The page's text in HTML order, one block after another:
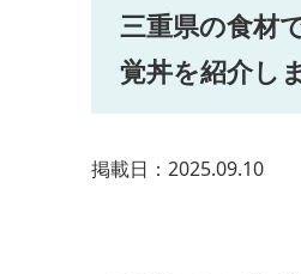
三重県の食材
覚丼を紹介し
掲載日：2025.09.10